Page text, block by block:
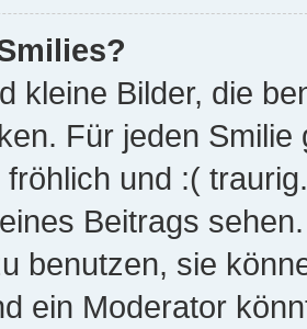
kleine Bilder, die
Für jeden
fröhlich und :(
Beitrags
benutzen, sie
ein Moderator